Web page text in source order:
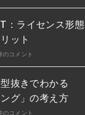
：ライセンス形態
ット
のコメント
抜きでわかる
ング」の考え方
のコメント